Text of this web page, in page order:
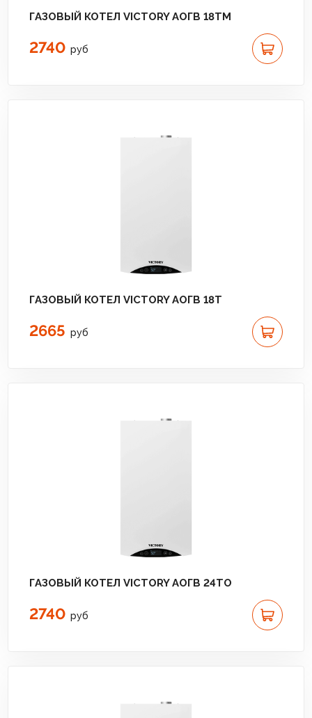
ГАЗОВЫЙ КОТЕЛ VICTORY АОГВ 18TМ
2740 руб
ГАЗОВЫЙ КОТЕЛ VICTORY АОГВ 18T
2665 руб
ГАЗОВЫЙ КОТЕЛ VICTORY АОГВ 24TО
2740 руб